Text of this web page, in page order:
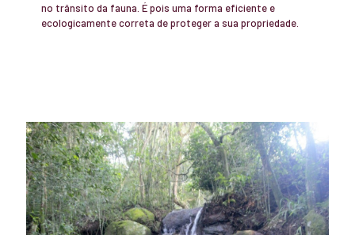
no trânsito da fauna. É pois uma forma eficiente e
ecologicamente correta de proteger a sua propriedade.